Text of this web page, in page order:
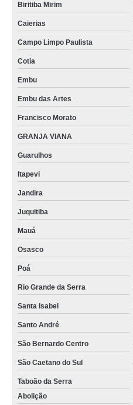
Biritiba Mirim
Caierias
Campo Limpo Paulista
Cotia
Embu
Embu das Artes
Francisco Morato
GRANJA VIANA
Guarulhos
Itapevi
Jandira
Juquitiba
Mauá
Osasco
Poá
Rio Grande da Serra
Santa Isabel
Santo André
São Bernardo Centro
São Caetano do Sul
Taboão da Serra
Abolição